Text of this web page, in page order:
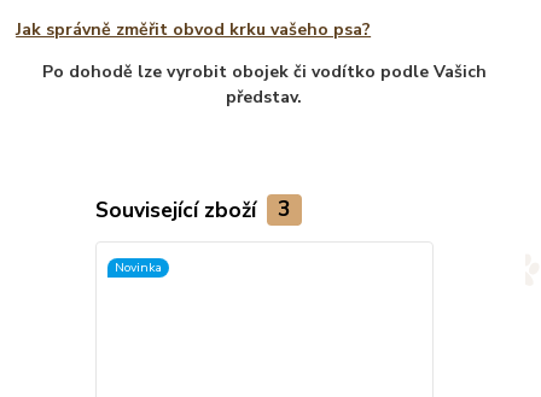
Jak správně změřit obvod krku vašeho psa?
Po dohodě lze vyrobit obojek či vodítko podle Vašich
představ.
Související zboží 3
Novinka